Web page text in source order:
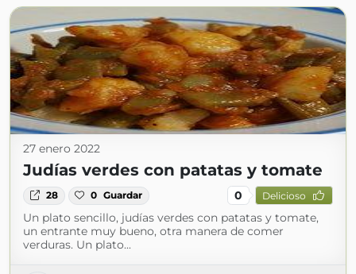
27 enero 2022
Judías verdes con patatas y tomate
28 0 Guardar 0 Delicioso
Un plato sencillo, judías verdes con patatas y tomate,
un entrante muy bueno, otra manera de comer
verduras. Un plato...